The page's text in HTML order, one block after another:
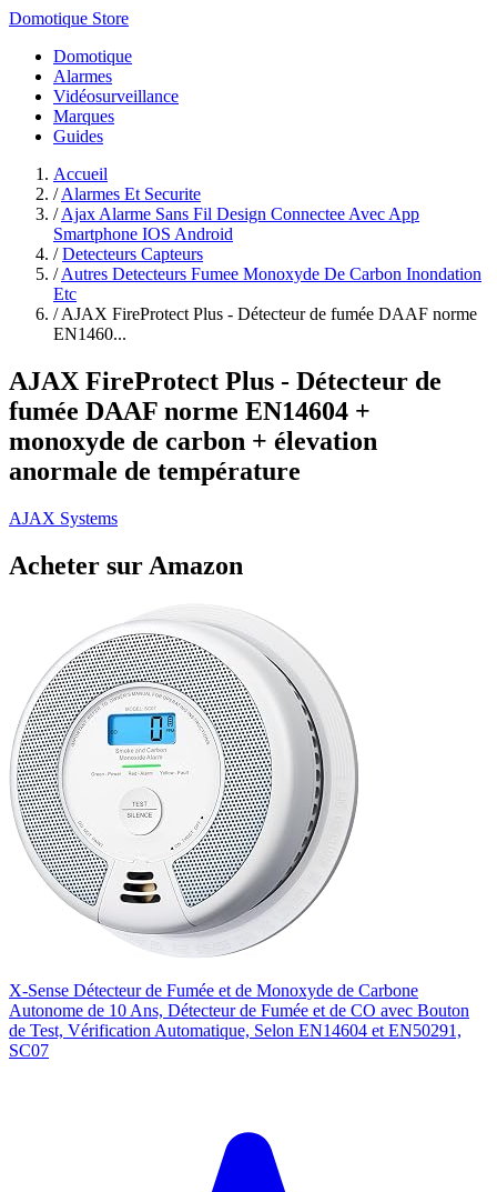
Domotique Store
Domotique
Alarmes
Vidéosurveillance
Marques
Guides
Accueil
/ Alarmes Et Securite
/ Ajax Alarme Sans Fil Design Connectee Avec App
Smartphone IOS Android
/ Detecteurs Capteurs
/ Autres Detecteurs Fumee Monoxyde De Carbon Inondation
Etc
/ AJAX FireProtect Plus - Détecteur de fumée DAAF norme
EN1460...
AJAX FireProtect Plus - Détecteur de
fumée DAAF norme EN14604 +
monoxyde de carbon + élevation
anormale de température
AJAX Systems
Acheter sur Amazon
X-Sense Détecteur de Fumée et de Monoxyde de Carbone
Autonome de 10 Ans, Détecteur de Fumée et de CO avec Bouton
de Test, Vérification Automatique, Selon EN14604 et EN50291,
SC07